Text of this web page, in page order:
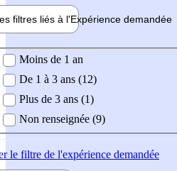
filtres liés à l'Expérience demandée
demandée
Moins de 1 an
De 1 à 3 ans (12)
Plus de 3 ans (1)
Non renseignée (9)
le filtre de l'expérience demandée